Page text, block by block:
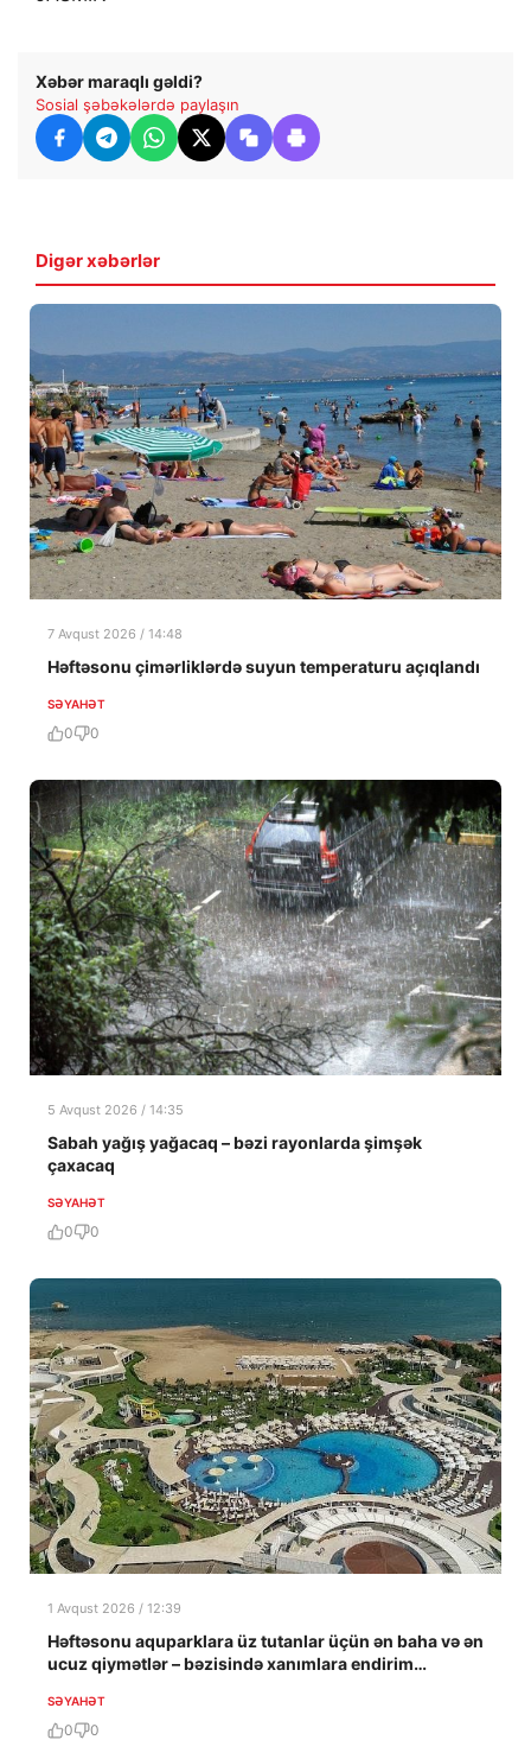
Xəbər maraqlı gəldi?
Sosial şəbəkələrdə paylaşın
Digər xəbərlər
7 Avqust 2026 / 14:48
Həftəsonu çimərliklərdə suyun temperaturu açıqlandı
SƏYAHƏT
0 0
5 Avqust 2026 / 14:35
Sabah yağış yağacaq – bəzi rayonlarda şimşək
çaxacaq
SƏYAHƏT
0 0
1 Avqust 2026 / 12:39
Həftəsonu aquparklara üz tutanlar üçün ən baha və ən
ucuz qiymətlər – bəzisində xanımlara endirim…
SƏYAHƏT
0 0